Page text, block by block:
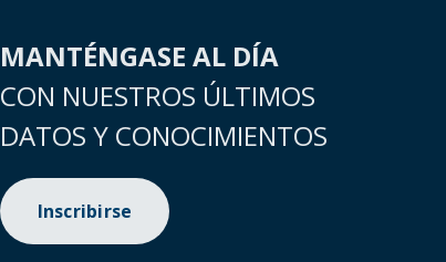
MANTÉNGASE AL DÍA
CON NUESTROS ÚLTIMOS
DATOS Y CONOCIMIENTOS
Inscribirse